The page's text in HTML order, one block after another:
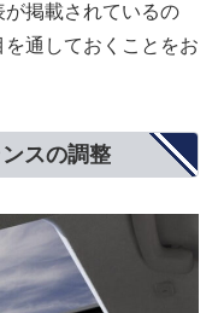
掲載されているの
通しておくことをお
スの調整